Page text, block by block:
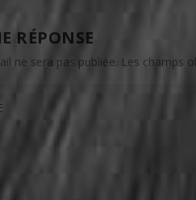
RÉPONSE
ne sera pas publiée. Les champs